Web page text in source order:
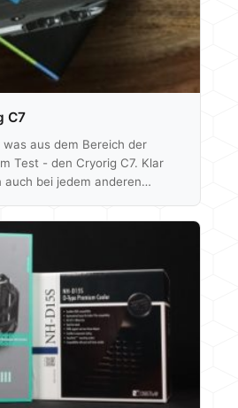
C7
aus dem Bereich der
Test - den Cryorig C7. Klar
auch bei jedem anderen
Kühlung in kleinen ITX
Bauhöhe. Tatsächlich ist
als die RAM Module unseres
Verpackung ist gerade mal so
aber stimmt denn auch die